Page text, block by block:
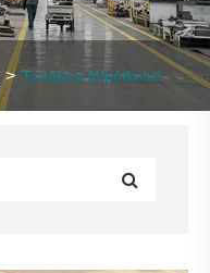
Tartályos félpótkocsi